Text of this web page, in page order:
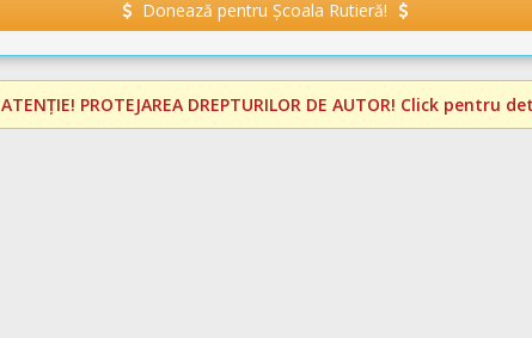
Donează pentru Școala Rutieră!
ATENȚIE! PROTEJAREA DREPTURILOR DE AUTOR! Click pentru